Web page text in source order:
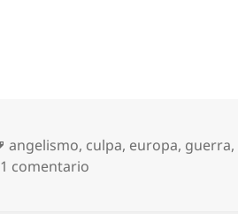
Etiquetas
angelismo, culpa, europa, guerra,
1 comentario